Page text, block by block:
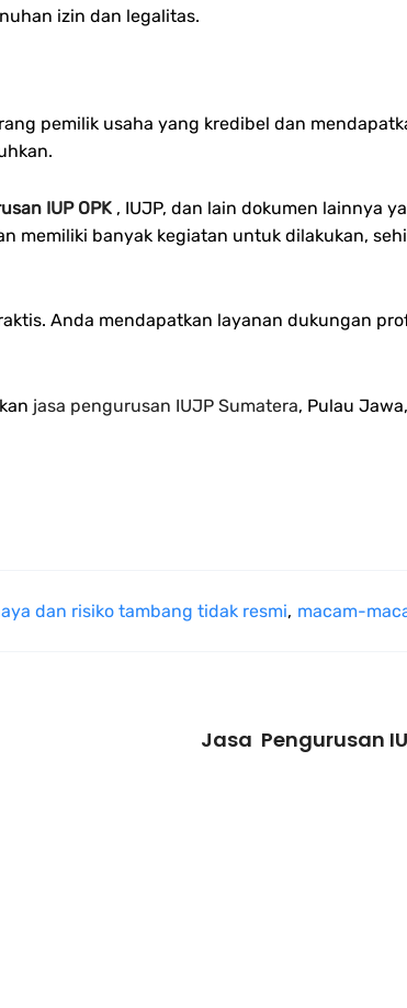
izin dan legalitas.
pemilik usaha yang kredibel dan
IUP OPK , IUJP, dan lain dokumen lainnya
memiliki banyak kegiatan untuk dilakukan,
Anda mendapatkan layanan dukungan
jasa pengurusan IUJP Sumatera, Pulau
dan risiko tambang tidak resmi, macam-
Jasa Pengurusan